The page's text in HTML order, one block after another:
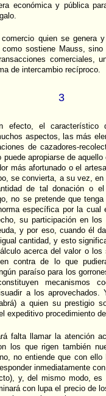
económica y pública
quien se genera
sostiene Mauss,
comerciales,
de intercambio recíproco.
3
efecto, el característico
aspectos, las más
de cazadores-
apropiarse de
más afortunado o el
se convierta, a su vez, en
de tal donación o
no se pretende que
específica por la cual
su participación en
y por eso, cuando él
cantidad, y esto
acerca del valor o
contra de lo que
paraíso para los
mecanismos
a los
a quien su prestigio
expeditivo procedimiento
falta llamar la atención
los que rigen también
no entiende que con
inmediatamente
y, del mismo modo, es
con lupa el precio de